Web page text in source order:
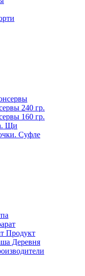
240 гр.
160 гр.
Щи
Суфле
Продукт
Деревня